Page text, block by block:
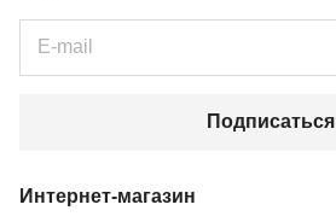
Подписаться
Интернет-магазин